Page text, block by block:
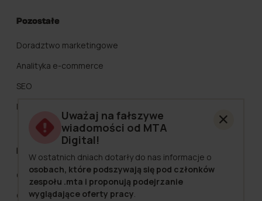
Pozostałe
Doradztwo marketingowe
Analityka e-commerce
SEO
Marketing Automation
MTA Digital
O nas
Cennik
Uważaj na fałszywe
wiadomości od MTA
Digital!
W ostatnich dniach dotarły do nas informacje o
osobach, które podszywają się pod członków
zespołu .mta i proponują podejrzanie
wyglądające oferty pracy